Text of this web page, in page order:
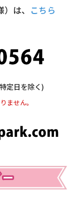
イル
。
は、
こちら
定日を除く)
ません。